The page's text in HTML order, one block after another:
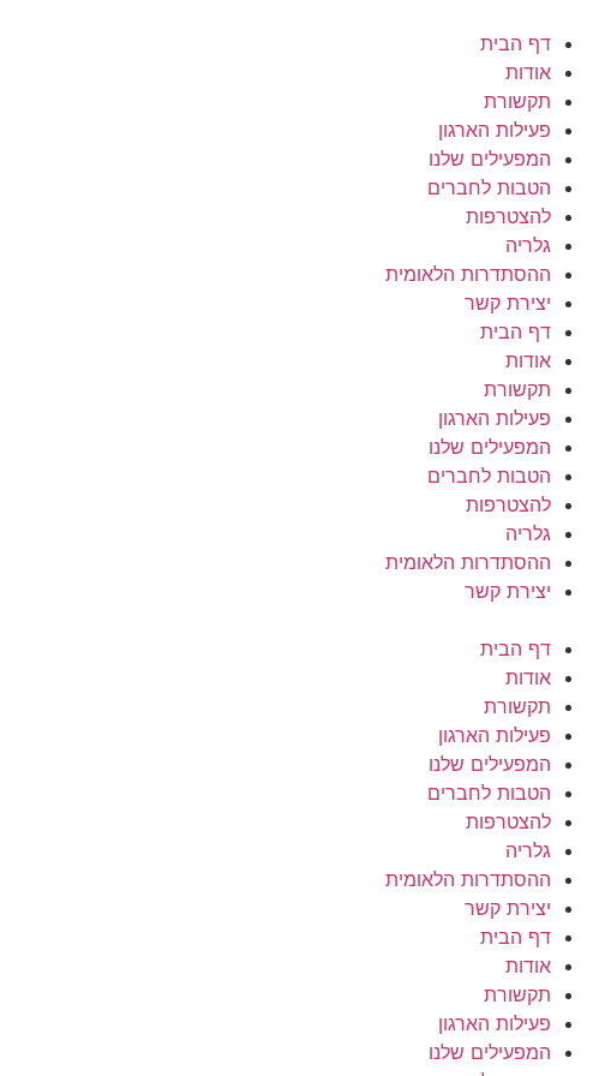
לתוכן דף הבית
אודות
תקשורת
פעילות הארגון
המפעילים שלנו
הטבות לחברים
להצטרפות
גלריה
ההסתדרות הלאומית
יצירת קשר
דף הבית
אודות
תקשורת
פעילות הארגון
המפעילים שלנו
הטבות לחברים
להצטרפות
גלריה
ההסתדרות הלאומית
יצירת קשר
דף הבית
אודות
תקשורת
פעילות הארגון
המפעילים שלנו
הטבות לחברים
להצטרפות
גלריה
ההסתדרות הלאומית
יצירת קשר
דף הבית
אודות
תקשורת
פעילות הארגון
המפעילים שלנו